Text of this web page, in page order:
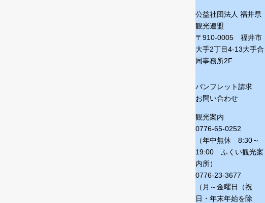
公益社団法人 福井県
観光連盟
〒910-0005 福井市
大手2丁目4-13大手合
同事務所2F
パンフレット請求
お問い合わせ
観光案内
0776-65-0252
（年中無休 8:30～
19:00 ふくい観光案
内所）
0776-23-3677
（月～金曜日（祝
日・年末年始を除